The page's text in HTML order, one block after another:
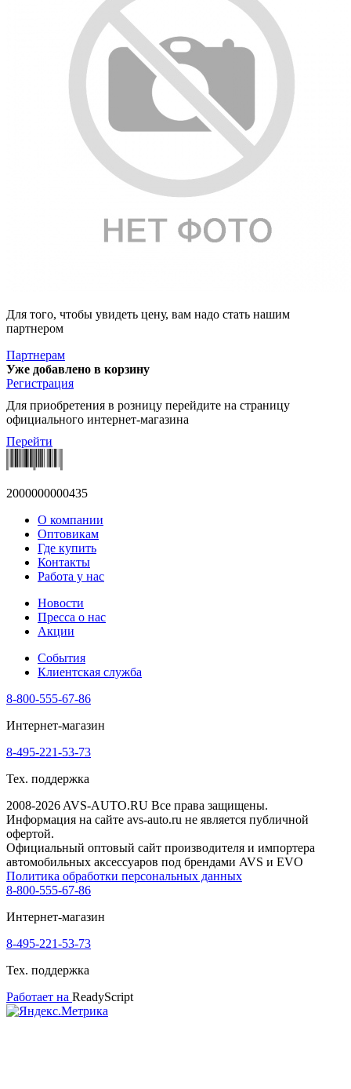
Для того, чтобы увидеть цену, вам надо стать нашим
партнером
Партнерам
Уже добавлено в корзину
Регистрация
Для приобретения в розницу перейдите на страницу
официального интернет-магазина
Перейти
2000000000435
О компании
Оптовикам
Где купить
Контакты
Работа у нас
Новости
Пресса о нас
Акции
События
Клиентская служба
8-800-555-67-86
Интернет-магазин
8-495-221-53-73
Тех. поддержка
2008-2026 AVS-AUTO.RU Все права защищены.
Информация на сайте avs-auto.ru не является публичной
офертой.
Официальный оптовый сайт производителя и импортера
автомобильных аксессуаров под брендами AVS и EVO
Политика обработки персональных данных
8-800-555-67-86
Интернет-магазин
8-495-221-53-73
Тех. поддержка
Работает на ReadyScript